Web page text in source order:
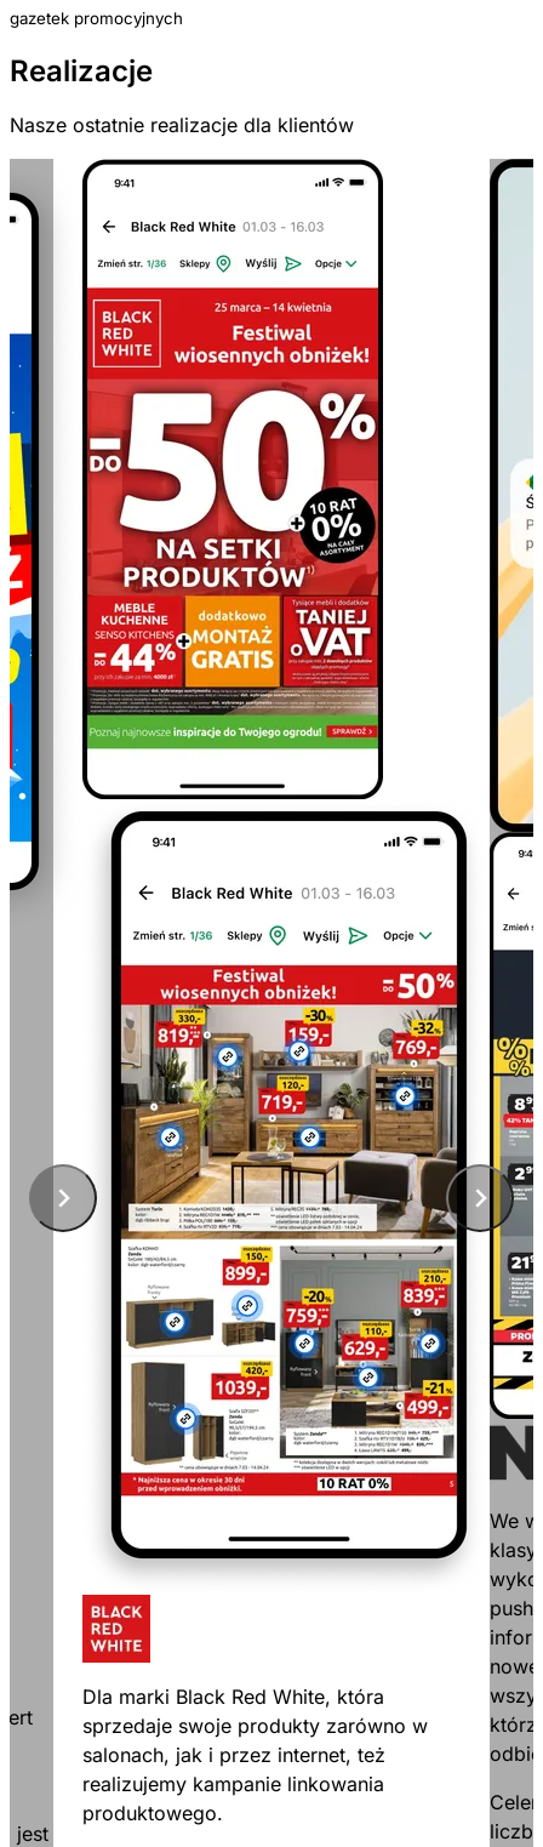
gazetek promocyjnych
Realizacje
Nasze ostatnie realizacje dla klientów
jest
Dla marki Black Red White, która
sprzedaje swoje produkty zarówno w
salonach, jak i przez internet, też
realizujemy kampanie linkowania
produktowego.
We